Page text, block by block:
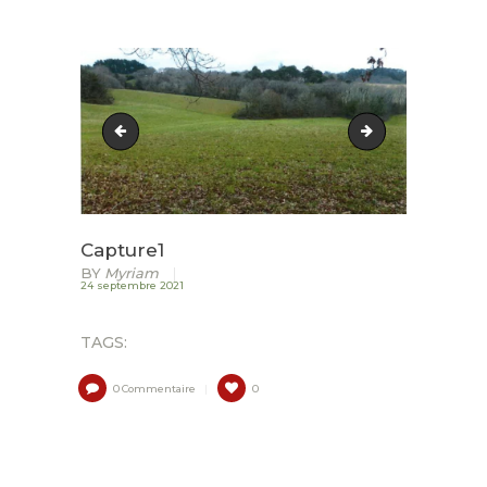
ACCUEIL
LURZAINDIA
NOUS SOUTENIR!
ACTU / BLOG
CONTACT
Capture1
BY Myriam
24 septembre 2021
TAGS:
0 Commentaire 0